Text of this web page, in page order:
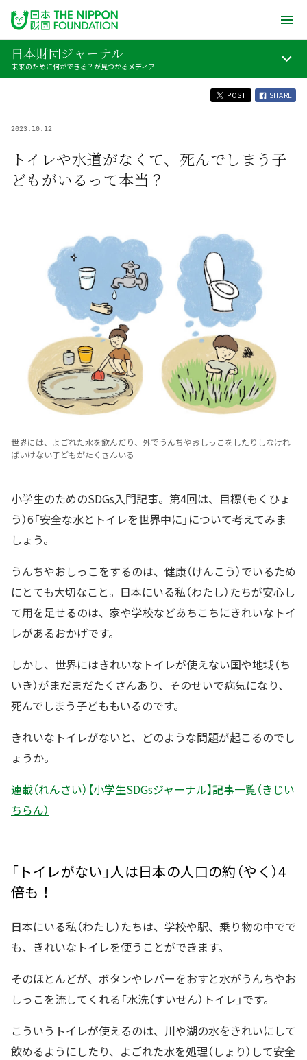
日本財団ジャーナル
未来のために何ができる？が見つかるメディア
POST SHARE
2023.10.12
トイレや水道がなくて、死んでしまう子
どもがいるって本当？
世界には、よごれた水を飲んだり、外でうんちやおしっこをしたりしなけれ
ばいけない子どもがたくさんいる
小学生のためのSDGs入門記事。第4回は、目標（もくひょ
う）6「安全な水とトイレを世界中に」について考えてみま
しょう。
うんちやおしっこをするのは、健康（けんこう）でいるため
にとても大切なこと。日本にいる私（わたし）たちが安心し
て用を足せるのは、家や学校などあちこちにきれいなトイ
レがあるおかげです。
しかし、世界にはきれいなトイレが使えない国や地域（ち
いき）がまだまだたくさんあり、そのせいで病気になり、
死んでしまう子どももいるのです。
きれいなトイレがないと、どのような問題が起こるのでし
ょうか。
連載（れんさい）【小学生SDGsジャーナル】記事一覧（きじい
ちらん）
「トイレがない」人は日本の人口の約（やく）4
倍も！
日本にいる私（わたし）たちは、学校や駅、乗り物の中でで
も、きれいなトイレを使うことができます。
そのほとんどが、ボタンやレバーをおすと水がうんちやお
しっこを流してくれる「水洗（すいせん）トイレ」です。
こういうトイレが使えるのは、川や湖の水をきれいにして
飲めるようにしたり、よごれた水を処理（しょり）して安全